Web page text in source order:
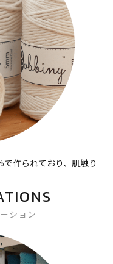
作られており、肌触り
ション